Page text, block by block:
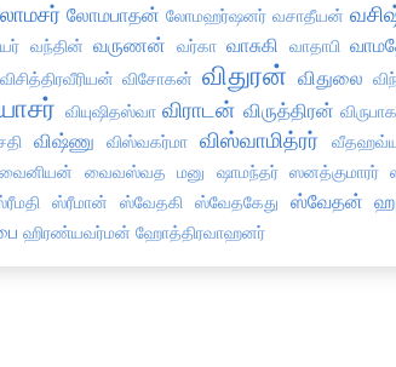
லோமபாதன் லோமஹர்ஷனர் வசாதீயன்
வந்தின் வருணன் வர்கா வாசுகி வாதாபி
விசித்திரவீரியன் விசோகன் விதுரன் விதுலை
வியுஷிதஸ்வா விராடன் விருத்திரன்
விஷ்ணு விஸ்வகர்மா விஸ்வாமித்ரர்
வைனியன் வைவஸ்வத மனு ஷாமந்தர் ஸனத்குமாரர்
ஸ்ரீமான் ஸ்வேதகி ஸ்வேதகேது ஸ்வேதன்
ஹிரண்யவர்மன் ஹோத்திரவாஹனர்